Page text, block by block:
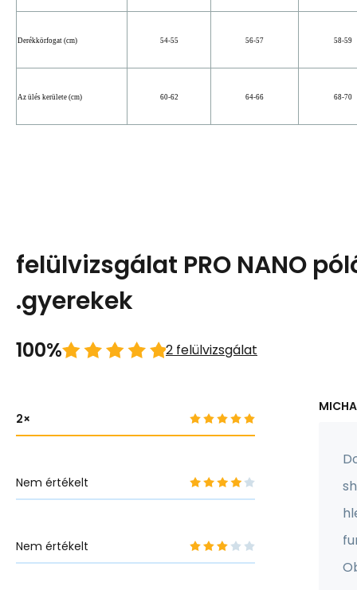
Derékkörfogat (cm) 54-55 56-57 58-59
Az ülés kerülete (cm) 60-62 64-66 68-70
felülvizsgálat PRO NANO
.gyerekek
100% 2 felülvizsgálat
2
Nem értékelt
Nem értékelt